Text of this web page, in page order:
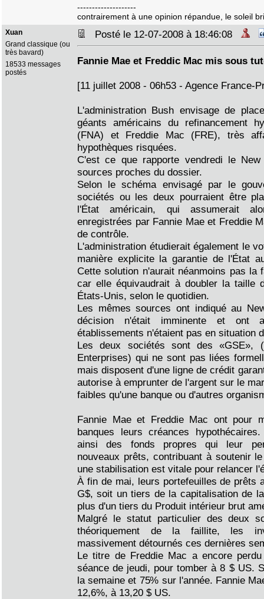
--------------------
contrairement à une opinion répandue, le soleil
Xuan
Grand classique (ou
très bavard)
18533 messages
postés
Posté le 12-07-2008 à 18:46:08
Fannie Mae et Freddic Mac mis sous
[11 juillet 2008 - 06h53 - Agence France-
L'administration Bush envisage de
géants américains du refinancement
(FNA) et Freddie Mac (FRE), très
hypothèques risquées.
C'est ce que rapporte vendredi le
sources proches du dossier.
Selon le schéma envisagé par le
sociétés ou les deux pourraient être
l'État américain, qui assumerait
enregistrées par Fannie Mae et Freddie
de contrôle.
L'administration étudierait également le
manière explicite la garantie de l'État
Cette solution n'aurait néanmoins pas la
car elle équivaudrait à doubler la taille
États-Unis, selon le quotidien.
Les mêmes sources ont indiqué au
décision n'était imminente et ont
établissements n'étaient pas en situation
Les deux sociétés sont des «GSE»,
Enterprises) qui ne sont pas liées
mais disposent d'une ligne de crédit
autorise à emprunter de l'argent sur le
faibles qu'une banque ou d'autres
Fannie Mae et Freddie Mac ont pour
banques leurs créances
ainsi des fonds propres qui leur
nouveaux prêts, contribuant à soutenir
une stabilisation est vitale pour relancer
À fin de mai, leurs portefeuilles de prêts
G$, soit un tiers de la capitalisation de
plus d'un tiers du Produit intérieur brut
Malgré le statut particulier des deux
théoriquement de la faillite, les
massivement détournés ces dernières
Le titre de Freddie Mac a encore
séance de jeudi, pour tomber à 8 $ US.
la semaine et 75% sur l'année. Fannie
12,6%, à 13,20 $ US.